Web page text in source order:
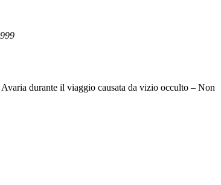
durante il viaggio causata da vizio occulto – Non